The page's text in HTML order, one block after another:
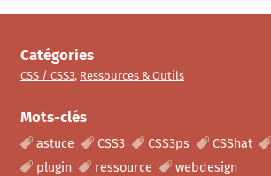
Catégories
CSS / CSS3, Ressources & Outils
Mots-clés
astuce CSS3 CSS3ps CSShat
plugin
ressource webdesign